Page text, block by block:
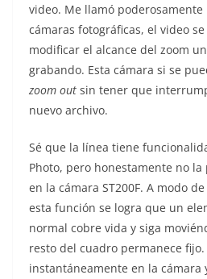
video. Me llamó
cámaras fotográficas, el video
modificar el alcance del zoom
grabando. Esta cámara si se
zoom out sin tener que
nuevo archivo.
Sé que la línea tiene
Photo, pero honestamente no
en la cámara ST200F. A modo
esta función se logra que un
normal cobre vida y siga
resto del cuadro permanece
instantáneamente en la cámara